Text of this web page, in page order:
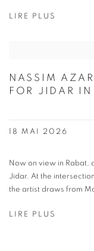
LIRE PLUS
NASSIM
FOR JIDAR IN
18 MAI 2026
Now on view in Rabat,
Jidar. At the
the artist draws from
LIRE PLUS